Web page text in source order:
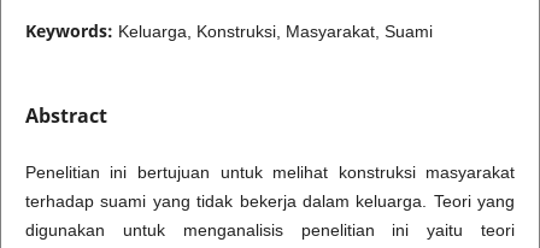
Keywords: Keluarga, Konstruksi, Masyarakat, Suami
Abstract
Penelitian ini bertujuan untuk melihat konstruksi masyarakat
terhadap suami yang tidak bekerja dalam keluarga. Teori yang
digunakan untuk menganalisis penelitian ini yaitu teori